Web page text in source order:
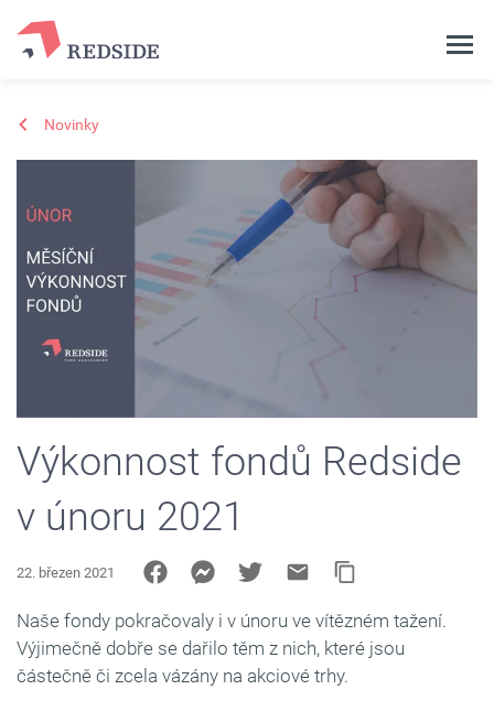
Novinky
Výkonnost fondů Redside
v únoru 2021
22. březen 2021
Naše fondy pokračovaly i v únoru ve vítězném tažení.
Výjimečně dobře se dařilo těm z nich, které jsou
částečně či zcela vázány na akciové trhy.